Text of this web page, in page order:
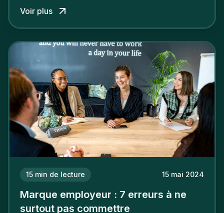
Voir plus
15 min de lecture 15 mai 2024
Marque employeur : 7 erreurs à ne
surtout pas commettre